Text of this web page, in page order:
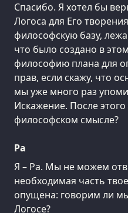
Спасибо. Я хотел бы
Логоса для Его
философскую базу,
что было создано в
философию плана для
прав, если скажу, что
мы уже много раз
Искажение. После
философском смысле?
Ра
Я – Ра. Мы не можем
необходимая часть
опущена: говорим ли
Логосе?